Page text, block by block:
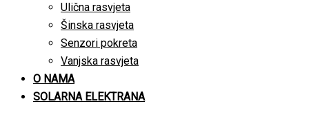
Ulična rasvjeta
Šinska rasvjeta
Senzori pokreta
Vanjska rasvjeta
O NAMA
SOLARNA ELEKTRANA